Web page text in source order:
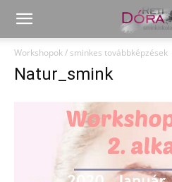
Workshopok / sminkes továbbképzések
Natur_smink